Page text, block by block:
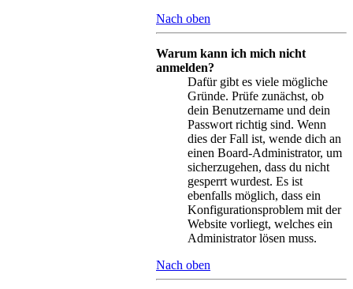
Nach oben
Warum kann ich mich nicht
anmelden?
Dafür gibt es viele mögliche
Gründe. Prüfe zunächst, ob
dein Benutzername und dein
Passwort richtig sind. Wenn
dies der Fall ist, wende dich an
einen Board-Administrator, um
sicherzugehen, dass du nicht
gesperrt wurdest. Es ist
ebenfalls möglich, dass ein
Konfigurationsproblem mit der
Website vorliegt, welches ein
Administrator lösen muss.
Nach oben